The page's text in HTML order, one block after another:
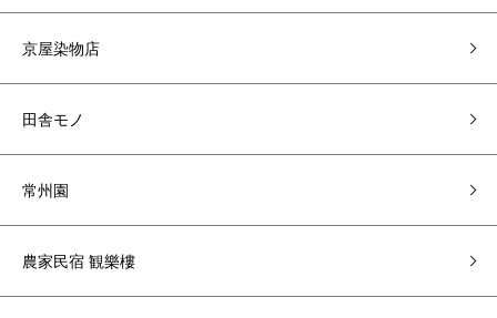
京屋染物店
田舎モノ
常州園
農家民宿 観樂樓